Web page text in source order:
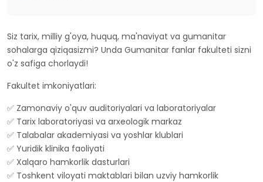
Siz tarix, milliy g'oya, huquq, ma'naviyat va gumanitar
sohalarga qiziqasizmi? Unda Gumanitar fanlar fakulteti sizni
o'z safiga chorlaydi!
Fakultet imkoniyatlari:
✅ Zamonaviy o'quv auditoriyalari va laboratoriyalar
✅ Tarix laboratoriyasi va arxeologik markaz
✅ Talabalar akademiyasi va yoshlar klublari
✅ Yuridik klinika faoliyati
✅ Xalqaro hamkorlik dasturlari
✅ Toshkent viloyati maktablari bilan uzviy hamkorlik